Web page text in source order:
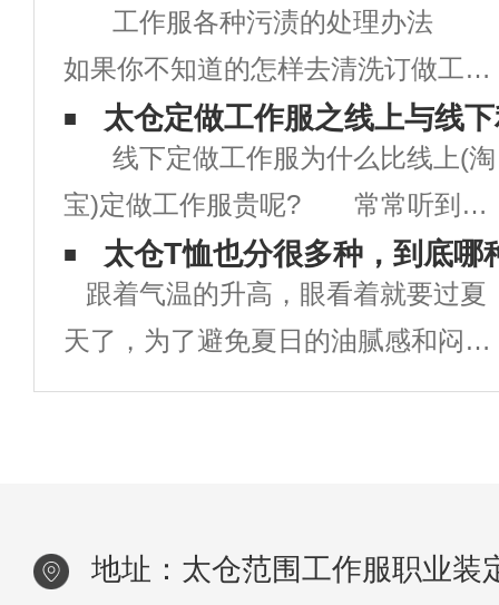
工作服各种污渍的处理办法
如果你不知道的怎样去清洗订做工作
服的清洗及处理方法的话，在上班生
活中是很麻烦的。下面就介绍几种常
常遇到的情况： 咖啡渍 上班
的OL闲暇时光或者上班时间都会有
喝咖啡的习
太仓定做工作服之线上与线
线下定做工作服为什么比线上(淘
宝)定做工作服贵呢? 常常听到客
户说：“你们定做工作服比淘名贵多
了”。 线下定做一批工作服的程
序 1、面料裁剪 客户指定规
格的面料，依照个人身形量制的尺寸
太仓T恤也分很多种，到底哪
跟着气温的升高，眼看着就要过夏
天了，为了避免夏日的油腻感和闷
热，清凉个性的T恤衫天然是少不了
款式，来点大
地址：太仓范围工作服职业装